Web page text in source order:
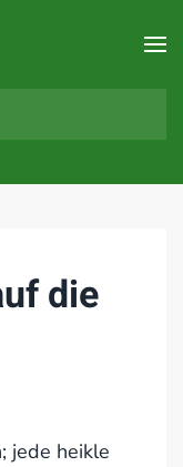
die
jede heikle